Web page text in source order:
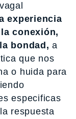
experiencia
la conexión,
bondad, a
que nos
o huida para
especificas
respuesta